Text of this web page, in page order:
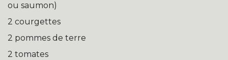
ou saumon)
2 courgettes
2 pommes de terre
2 tomates